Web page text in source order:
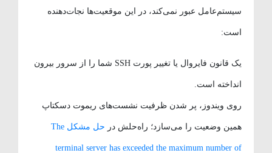
سیستم‌عامل عبور نمی‌کند، در این موقعیت‌ها نجات‌دهنده
است:
یک قانون فایروال یا تغییر پورت SSH شما را از سرور بیرون
انداخته است.
روی ویندوز، پر شدن ظرفیت نشست‌های ریموت دسکتاپ
همین وضعیت را می‌سازد؛ راه‌حلش در حل مشکل The
terminal server has exceeded the maximum number of